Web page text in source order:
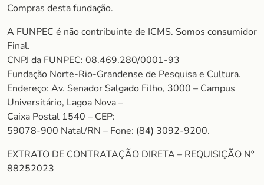
Compras desta fundação.
A FUNPEC é não contribuinte de ICMS. Somos consumidor
Final.
CNPJ da FUNPEC: 08.469.280/0001-93
Fundação Norte-Rio-Grandense de Pesquisa e Cultura.
Endereço: Av. Senador Salgado Filho, 3000 – Campus
Universitário, Lagoa Nova –
Caixa Postal 1540 – CEP:
59078-900 Natal/RN – Fone: (84) 3092-9200.
EXTRATO DE CONTRATAÇÃO DIRETA – REQUISIÇÃO Nº
88252023